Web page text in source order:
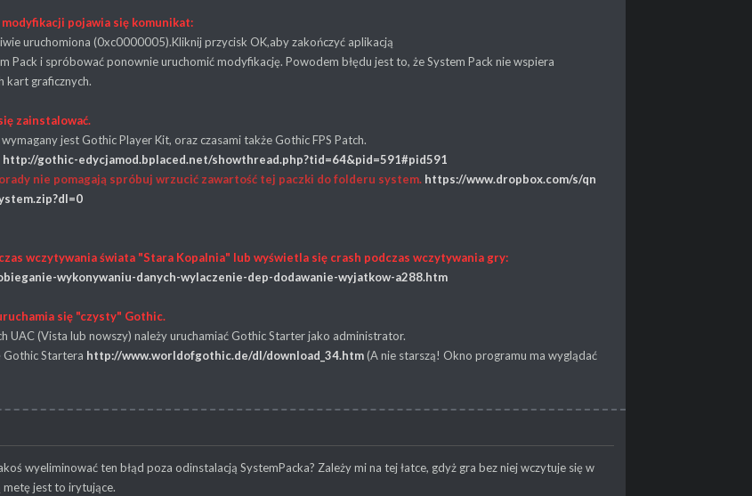
pojawia się komunikat:
uruchomiona (0xc0000005).Kliknij przycisk OK,aby zakończyć aplikacją
Pack i spróbować ponownie uruchomić modyfikację. Powodem błędu jest to, że System Pack nie wspiera
kart graficznych.
zainstalować.
jest Gothic Player Kit, oraz czasami także Gothic FPS Patch.
http://gothic-edycjamod.bplaced.net/showthread.php?tid=64&pid=591#pid591
nie pomagają spróbuj wrzucić zawartość tej paczki do folderu system. https://www.dropbox.com/s/qn
wczytywania świata "Stara Kopalnia" lub wyświetla się crash podczas wczytywania gry:
wykonywaniu-danych-wylaczenie-dep-dodawanie-wyjatkow-a288.htm
się "czysty" Gothic.
UAC (Vista lub nowszy) należy uruchamiać Gothic Starter jako administrator.
Gothic Startera http://www.worldofgothic.de/dl/download_34.htm(A nie starszą! Okno programu ma wyglądać
wyeliminować ten błąd poza odinstalacją SystemPacka? Zależy mi na tej łatce, gdyż gra bez niej wczytuje się w
metę jest to irytujące.